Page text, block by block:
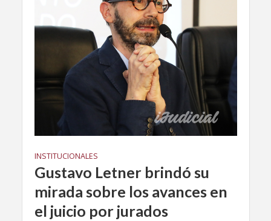
INSTITUCIONALES
Gustavo Letner brindó su
mirada sobre los avances en
el juicio por jurados